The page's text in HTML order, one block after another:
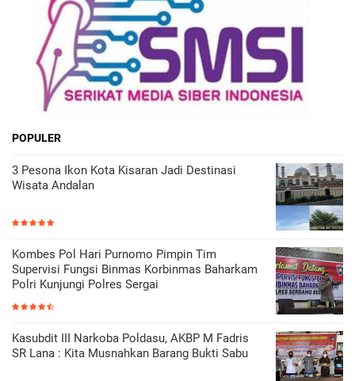
POPULER
3 Pesona Ikon Kota Kisaran Jadi Destinasi
Wisata Andalan
Kombes Pol Hari Purnomo Pimpin Tim
Supervisi Fungsi Binmas Korbinmas Baharkam
Polri Kunjungi Polres Sergai
Kasubdit III Narkoba Poldasu, AKBP M Fadris
SR Lana : Kita Musnahkan Barang Bukti Sabu